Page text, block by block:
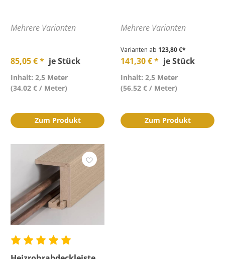
Mehrere Varianten
85,05 € * je Stück
Inhalt: 2,5 Meter
(34,02 € / Meter)
Zum Produkt
Mehrere Varianten
Varianten ab 123,80 €*
141,30 € * je Stück
Inhalt: 2,5 Meter
(56,52 € / Meter)
Zum Produkt